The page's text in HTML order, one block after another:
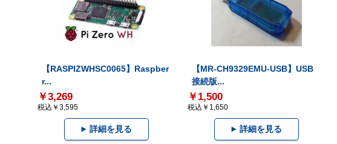
【RASPIZWHSC0065】Raspber
r...
￥3,269
税込￥3,595
詳細を見る
【MR-CH9329EMU-USB】USB
接続版...
￥1,500
税込￥1,650
詳細を見る